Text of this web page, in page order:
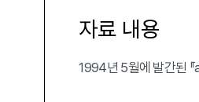
자료 내용
1994년 5월에 발간된